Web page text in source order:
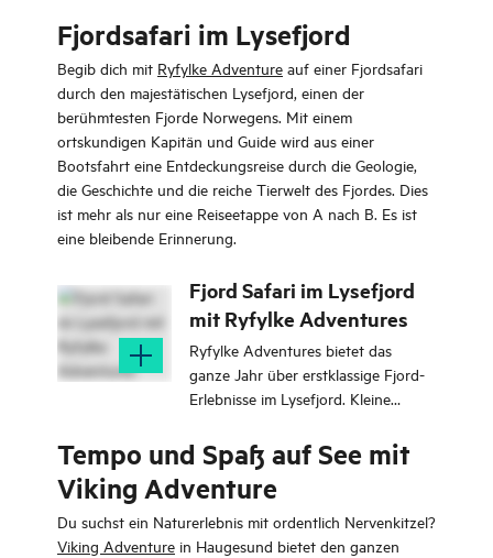
Fjordsafari im Lysefjord
Begib dich mit Ryfylke Adventure auf einer Fjordsafari
durch den majestätischen Lysefjord, einen der
berühmtesten Fjorde Norwegens. Mit einem
ortskundigen Kapitän und Guide wird aus einer
Bootsfahrt eine Entdeckungsreise durch die Geologie,
die Geschichte und die reiche Tierwelt des Fjordes. Dies
ist mehr als nur eine Reiseetappe von A nach B. Es ist
eine bleibende Erinnerung.
Fjord Safari im Lysefjord
mit Ryfylke Adventures
Ryfylke Adventures bietet das
ganze Jahr über erstklassige Fjord-
Erlebnisse im Lysefjord. Kleine
erfahrene Guides machen die
ikonische Landschaft des
Preikestolen zu einem
unvergesslichen, entspannten
Abenteuer!
Tempo und Spaß auf See mit
Viking Adventure
Du suchst ein Naturerlebnis mit ordentlich Nervenkitzel?
Viking Adventure in Haugesund bietet den ganzen